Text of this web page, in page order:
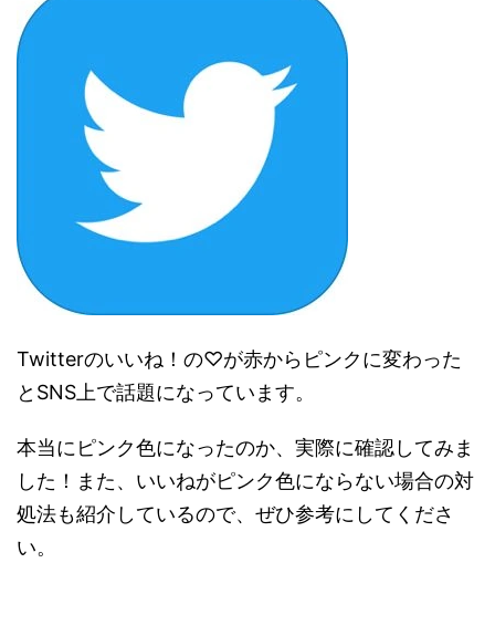
Twitterのいいね！の♡が赤からピンクに変わった
とSNS上で話題になっています。
本当にピンク色になったのか、実際に確認してみま
した！また、いいねがピンク色にならない場合の対
処法も紹介しているので、ぜひ参考にしてくださ
い。